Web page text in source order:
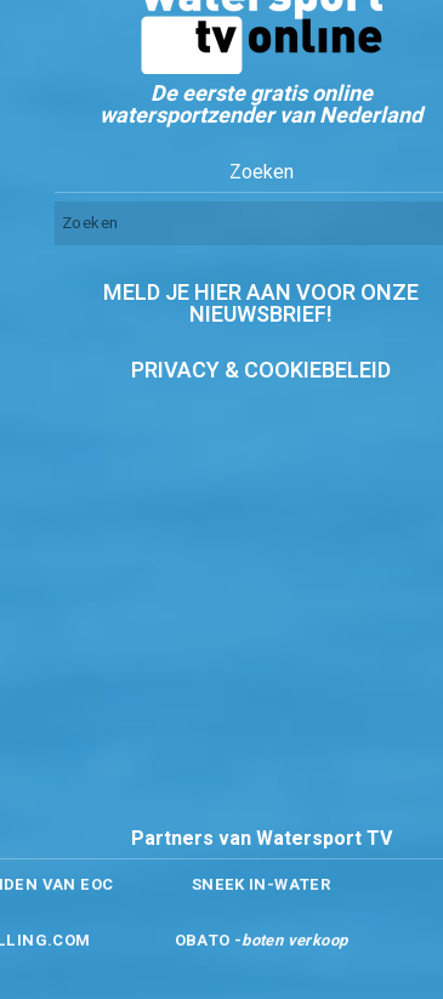
De eerste gratis online
watersportzender van Nederland
Zoeken
MELD JE HIER AAN VOOR ONZE
NIEUWSBRIEF!
PRIVACY & COOKIEBELEID
Partners van Watersport TV
VAN EOC SNEEK IN-WATER
OBATO -boten verkoop